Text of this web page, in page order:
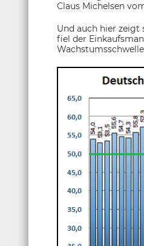
Claus Michelsen
Und auch hier zeigt
fiel der